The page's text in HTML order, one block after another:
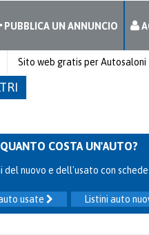
PUBBLICA UN ANNUNCIO
Sito web gratis per Autosaloni
QUANTO COSTA UN'AUTO?
del nuovo e dell'usato con
Listini auto
usate